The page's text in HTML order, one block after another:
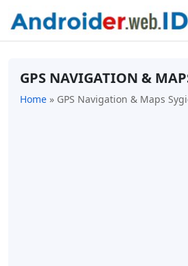
GPS NAVIGATION &
Home » GPS Navigation & Maps